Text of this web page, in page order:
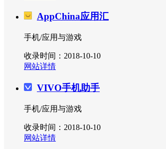
AppChina应用汇
手机/应用与游戏
收录时间：2018-10-10
网站详情
VIVO手机助手
手机/应用与游戏
收录时间：2018-10-10
网站详情